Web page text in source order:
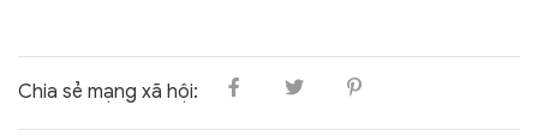
Chia sẻ mạng xã hội: